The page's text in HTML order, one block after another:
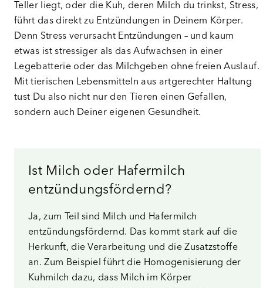
Teller liegt, oder die Kuh, deren Milch du trinkst, Stress,
führt das direkt zu Entzündungen in Deinem Körper.
Denn Stress verursacht Entzündungen – und kaum
etwas ist stressiger als das Aufwachsen in einer
Legebatterie oder das Milchgeben ohne freien Auslauf.
Mit tierischen Lebensmitteln aus artgerechter Haltung
tust Du also nicht nur den Tieren einen Gefallen,
sondern auch Deiner eigenen Gesundheit.
Ist Milch oder Hafermilch
entzündungsfördernd?
Ja, zum Teil sind Milch und Hafermilch
entzündungsfördernd. Das kommt stark auf die
Herkunft, die Verarbeitung und die Zusatzstoffe
an. Zum Beispiel führt die Homogenisierung der
Kuhmilch dazu, dass Milch im Körper